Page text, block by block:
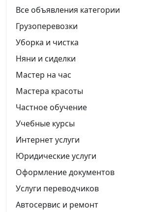
Все объявления категории
Грузоперевозки
Уборка и чистка
Няни и сиделки
Мастер на час
Мастера красоты
Частное обучение
Учебные курсы
Интернет услуги
Юридические услуги
Оформление документов
Услуги переводчиков
Автосервис и ремонт